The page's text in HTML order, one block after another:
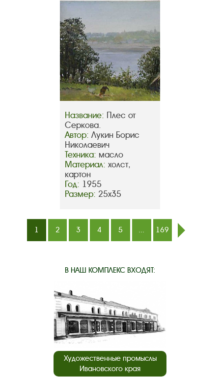
Название: Плес от
Серкова.
Автор: Лукин Борис
Николаевич
Техника: масло
Материал: холст,
картон
Год: 1955
Размер: 25х35
1 2 3 4 5 ...
169
В НАШ КОМПЛЕКС ВХОДЯТ:
Художественные промыслы
Ивановского края